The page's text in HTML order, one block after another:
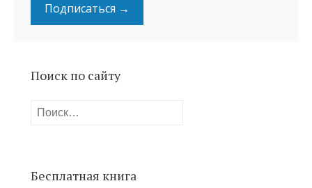
Подписаться →
Поиск по сайту
Найти:
Бесплатная книга